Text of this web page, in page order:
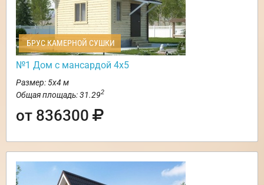
БРУС КАМЕРНОЙ СУШКИ
№1 Дом с мансардой 4х5
Размер: 5х4 м
Общая площадь: 31.292
от 836300